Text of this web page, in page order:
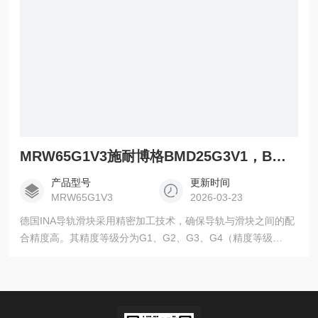
MRW65G1V3施耐博格BMD25G3V1，BMW25DG3V1滑轨
产品型号
MRW65G1V3
更新时间
2026-03-23
德国INA导轨滑块采用精密加工技术，确保导轨与滑块之间的配
合精度高。其精度等级分为G1、G2、G3、G4（精度等级